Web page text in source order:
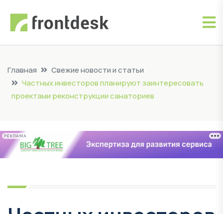
Главная
Свежие новости и статьи
Частных инвесторов планируют заинтересовать
проектами реконструкции санаториев
РЕКЛАМА